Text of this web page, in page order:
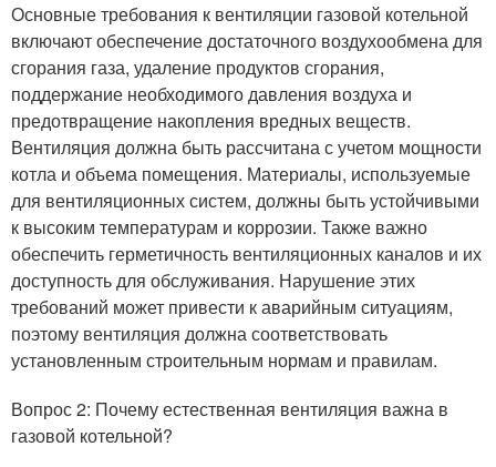
Основные требования к вентиляции газовой котельной
включают обеспечение достаточного воздухообмена для
сгорания газа, удаление продуктов сгорания,
поддержание необходимого давления воздуха и
предотвращение накопления вредных веществ.
Вентиляция должна быть рассчитана с учетом мощности
котла и объема помещения. Материалы, используемые
для вентиляционных систем, должны быть устойчивыми
к высоким температурам и коррозии. Также важно
обеспечить герметичность вентиляционных каналов и их
доступность для обслуживания. Нарушение этих
требований может привести к аварийным ситуациям,
поэтому вентиляция должна соответствовать
установленным строительным нормам и правилам.
Вопрос 2: Почему естественная вентиляция важна в
газовой котельной?